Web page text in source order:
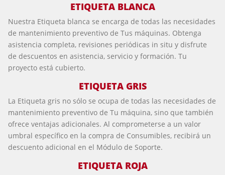
ETIQUETA BLANCA
Nuestra Etiqueta blanca se encarga de todas las necesidades
de mantenimiento preventivo de Tus máquinas. Obtenga
asistencia completa, revisiones periódicas in situ y disfrute
de descuentos en asistencia, servicio y formación. Tu
proyecto está cubierto.
ETIQUETA GRIS
La Etiqueta gris no sólo se ocupa de todas las necesidades de
mantenimiento preventivo de Tu máquina, sino que también
ofrece ventajas adicionales. Al comprometerse a un valor
umbral específico en la compra de Consumibles, recibirá un
descuento adicional en el Módulo de Soporte.
ETIQUETA ROJA